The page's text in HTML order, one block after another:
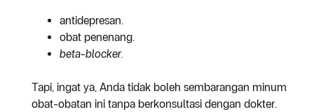
antidepresan.
obat penenang.
beta-blocker.
Tapi, ingat ya, Anda tidak boleh sembarangan minum
obat-obatan ini tanpa berkonsultasi dengan dokter.